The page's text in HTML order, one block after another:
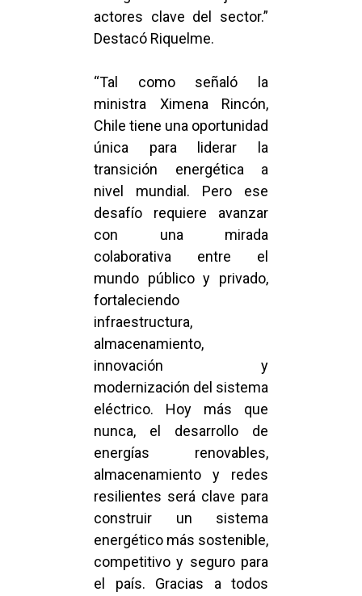
actores clave del sector.”
Destacó Riquelme.
“Tal como señaló la
ministra Ximena Rincón,
Chile tiene una oportunidad
única para liderar la
transición energética a
nivel mundial. Pero ese
desafío requiere avanzar
con una mirada
colaborativa entre el
mundo público y privado,
fortaleciendo
infraestructura,
almacenamiento,
innovación y
modernización del sistema
eléctrico. Hoy más que
nunca, el desarrollo de
energías renovables,
almacenamiento y redes
resilientes será clave para
construir un sistema
energético más sostenible,
competitivo y seguro para
el país. Gracias a todos